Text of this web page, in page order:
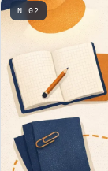
N 02